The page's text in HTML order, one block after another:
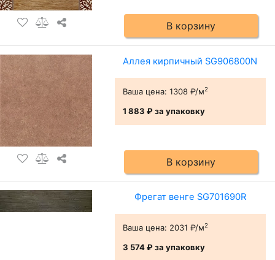
В корзину
Аллея кирпичный SG906800N
Ваша цена: 1308 ₽/м2
1 883 ₽за упаковку
В корзину
Фрегат венге SG701690R
Ваша цена: 2031 ₽/м2
3 574 ₽за упаковку